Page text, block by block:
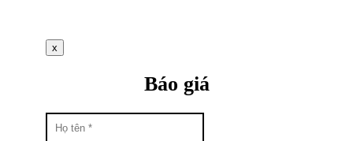
x
Báo giá